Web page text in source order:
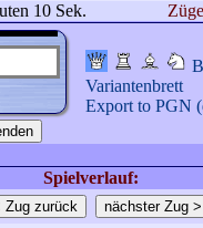
10 Sek.
Variantenbrett
Export to PGN
Spielverlauf: